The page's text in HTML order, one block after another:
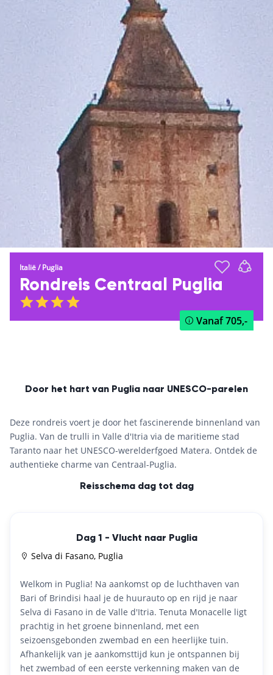
Italië/Puglia
Rondreis Centraal Puglia
Vanaf705,-
Door het hart van Puglia naar UNESCO-parelen
Deze rondreis voert je door het fascinerende binnenland van
Puglia. Van de trulli in Valle d'Itria via de maritieme stad
Taranto naar het UNESCO-werelderfgoed Matera. Ontdek de
authentieke charme van Centraal-Puglia.
Reisschema dag tot dag
Dag 1 - Vlucht naar Puglia
Selva di Fasano, Puglia
Welkom in Puglia! Na aankomst op de luchthaven van
Bari of Brindisi haal je de huurauto op en rijd je naar
Selva di Fasano in de Valle d'Itria. Tenuta Monacelle ligt
prachtig in het groene binnenland, met een
seizoensgebonden zwembad en een heerlijke tuin.
Afhankelijk van je aankomsttijd kun je ontspannen bij
het zwembad of een eerste verkenning maken van de